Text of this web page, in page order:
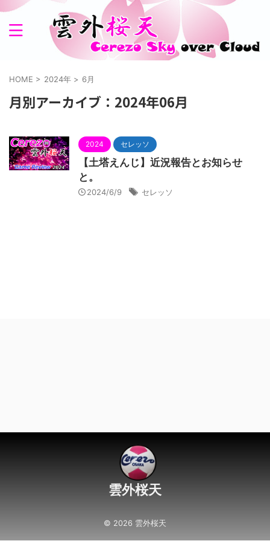
HOME > 2024年 > 6月
月別アーカイブ：2024年06月
2024 セレッソ
【土塔えんじ】近況報告とお知らせ
と。
2024/6/9 セレッソ
雲外桜天
© 2026 雲外桜天